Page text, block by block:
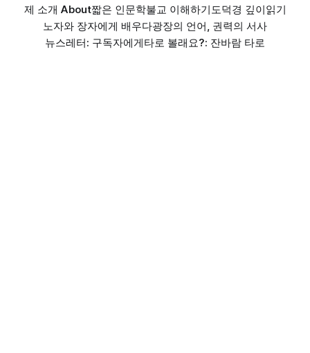
제 소개 About짧은 인문학불교 이해하기도덕경 깊이읽기
노자와 장자에게 배우다광장의 언어, 권력의 서사
뉴스레터: 구독자에게타로 볼래요?: 잔바람 타로